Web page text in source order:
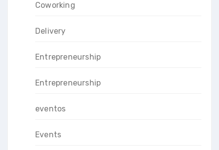
Coworking
Delivery
Entrepreneurship
Entrepreneurship
eventos
Events